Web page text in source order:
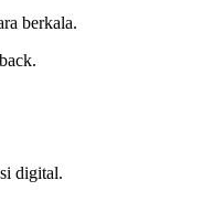
berkala.
digital.